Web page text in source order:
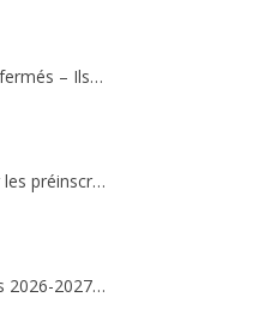
Les bureaux sont fermés – Ils ouvriront au public le mercredi 26 août 2026 !
Des questions sur les préinscriptions ?
Les préinscriptions 2026-2027 ouvriront le 20 août !